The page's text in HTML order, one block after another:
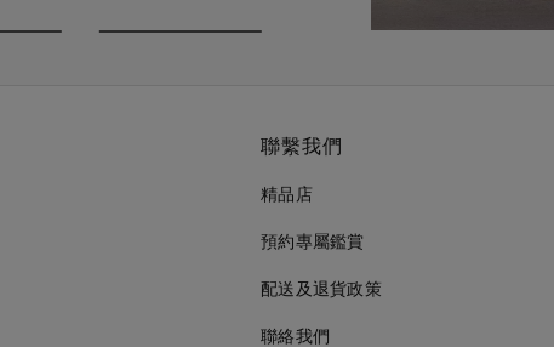
聯繫我們
精品店
預約專屬鑑賞
配送及退貨政策
聯絡我們